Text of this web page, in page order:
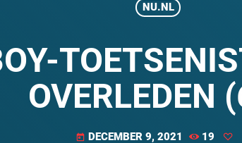
NU.NL
OVERLEDEN
today DECEMBER 9, 2021 19